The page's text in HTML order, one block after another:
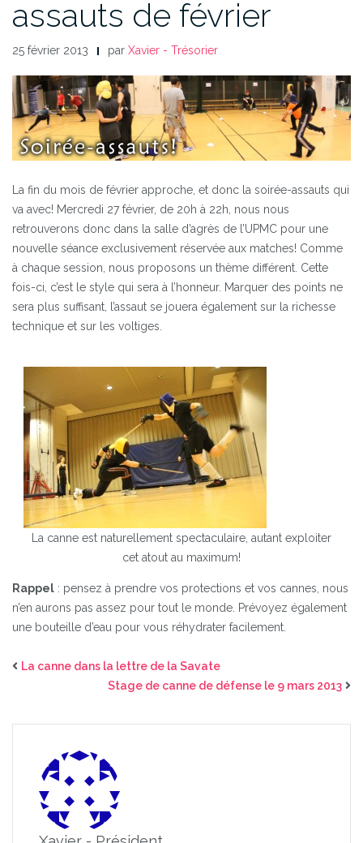
assauts de février
25 février 2013 par Xavier - Trésorier
La fin du mois de février approche, et donc la soirée-assauts qui
va avec! Mercredi 27 février, de 20h à 22h, nous nous
retrouverons donc dans la salle d’agrès de l’UPMC pour une
nouvelle séance exclusivement réservée aux matches! Comme
à chaque session, nous proposons un thème différent. Cette
fois-ci, c’est le style qui sera à l’honneur. Marquer des points ne
sera plus suffisant, l’assaut se jouera également sur la richesse
technique et sur les voltiges.
La canne est naturellement spectaculaire, autant exploiter
cet atout au maximum!
Rappel : pensez à prendre vos protections et vos cannes, nous
n’en aurons pas assez pour tout le monde. Prévoyez également
une bouteille d’eau pour vous réhydrater facilement.
La canne dans la lettre de la Savate
Stage de canne de défense le 9 mars 2013